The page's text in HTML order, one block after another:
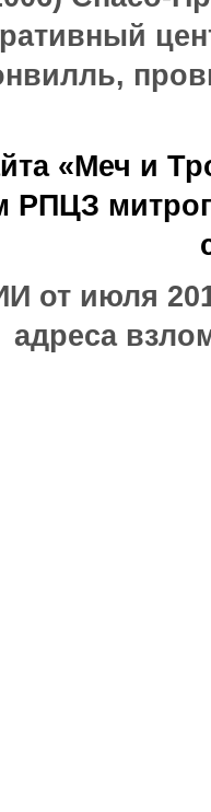
«Меч и
РПЦЗ
от июля
адреса